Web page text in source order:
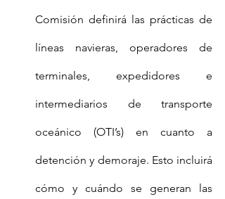
Comisión definirá las prácticas de
líneas navieras, operadores de
terminales, expedidores e
intermediarios de transporte
oceánico (OTI’s) en cuanto a
detención y demoraje. Esto incluirá
cómo y cuándo se generan las